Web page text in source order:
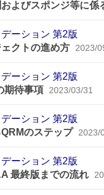
よびスポンジ等に係
ーション 第2版
クトの進め方
2023/
ーション 第2版
期待事項
2023/03/31
ーション 第2版
のステップ 2023/
ーション 第2版
最終版までの流れ